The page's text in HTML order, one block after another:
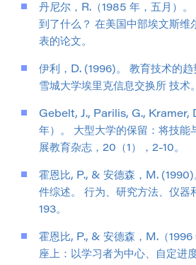
丹尼尔，R.（1985 年，五月）
到了什么？ 在美国中部埃文斯维
表的论文。
伊利，D. (1996)。 教育技术的趋
雪城大学埃里克信息交换所 技术。
Gebelt, J., Parilis, G., Kramer,
年）。 大型大学的保留：将技能
展教育杂志，20（1），2-10。
霍恩比, P., & 安德森，M.
件综述。 行为、研究方法、仪器
193。
霍恩比, P., & 安德森，M.（1996
座上：以学习者为中心、自定进